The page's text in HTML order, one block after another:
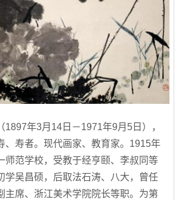
年3月14日－1971年9月5日），
、寿者。现代画家、教育家。1915年
师范学校，受教于经亨颐、李叔同等
学吴昌硕，后取法石涛、八大，曾任
主席、浙江美术学院院长等职。为第